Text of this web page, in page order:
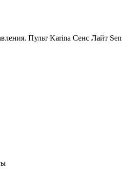
Пульт Karina Сенс Лайт